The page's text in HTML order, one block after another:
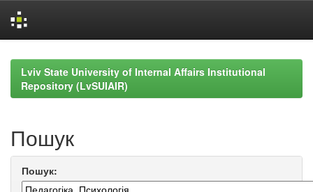
navigationLviv State University of Internal Affairs Institutional
Repository (LvSUIAIR)
Пошук
Пошук: